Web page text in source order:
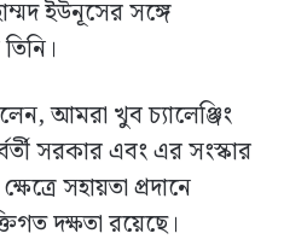
ইউনূসের সঙ্গে
আমরা খুব চ্যালেঞ্জিং
সরকার এবং এর সংস্কার
সহায়তা প্রদানে
দক্ষতা রয়েছে।